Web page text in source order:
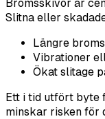
Bromsskivor är
Slitna eller
Längre
Vibrationer
Ökat slitage
Ett i tid utfört byte
minskar risken för